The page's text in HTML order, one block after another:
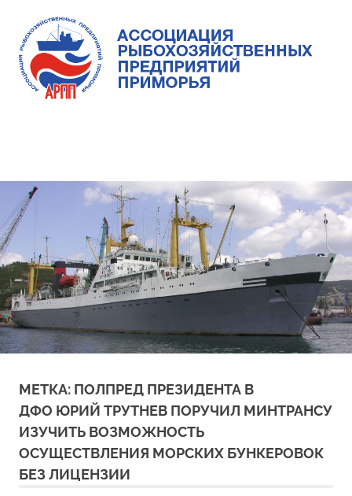
content
предприятий
Приморья
МЕТКА: ПОЛПРЕД ПРЕЗИДЕНТА В
ДФО ЮРИЙ ТРУТНЕВ ПОРУЧИЛ МИНТРАНСУ
ИЗУЧИТЬ ВОЗМОЖНОСТЬ
ОСУЩЕСТВЛЕНИЯ МОРСКИХ БУНКЕРОВОК
БЕЗ ЛИЦЕНЗИИ